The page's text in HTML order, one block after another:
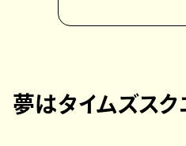
夢はタイムズス